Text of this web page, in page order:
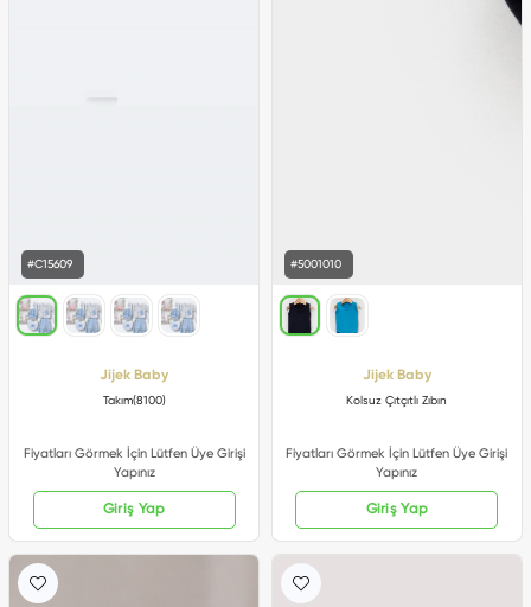
#C15609
Jijek Baby
Takım(8100)
Fiyatları Görmek İçin Lütfen Üye Girişi
Yapınız
Giriş Yap
#5001010
Jijek Baby
Kolsuz Çıtçıtlı Zıbın
Fiyatları Görmek İçin Lütfen Üye Girişi
Yapınız
Giriş Yap